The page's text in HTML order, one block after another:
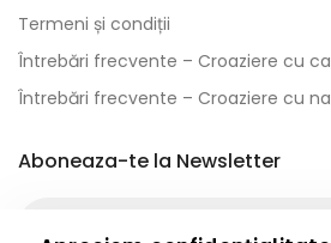
Termeni și condiții
Întrebări frecvente – Croaziere cu
Întrebări frecvente – Croaziere cu
Aboneaza-te la Newsletter